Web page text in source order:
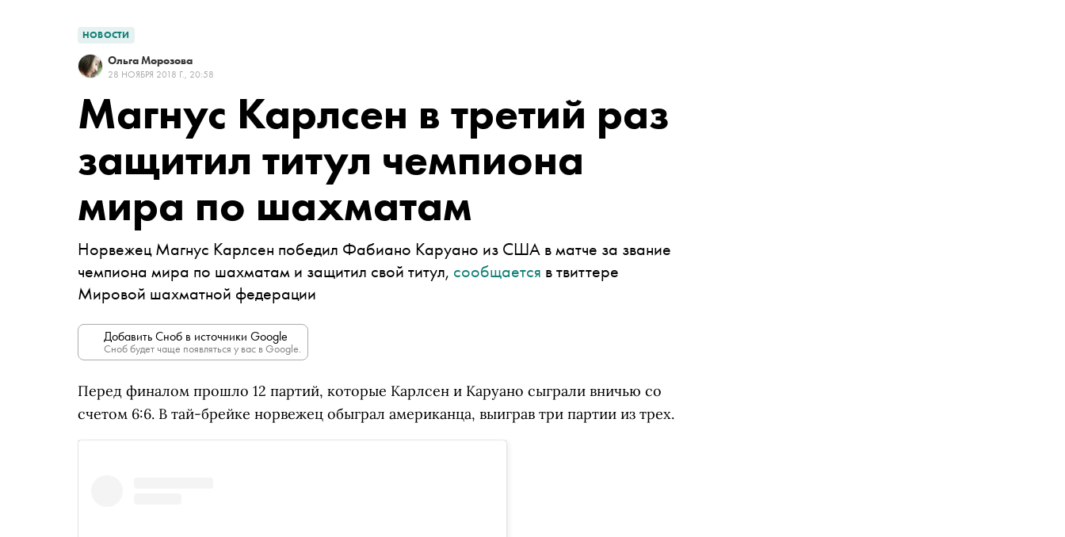
НОВОСТИ
Ольга Морозова
28 НОЯБРЯ 2018 Г., 20:58
Магнус Карлсен в третий раз
защитил титул чемпиона
мира по шахматам
Норвежец Магнус Карлсен победил Фабиано Каруано из США в матче за звание
чемпиона мира по шахматам и защитил свой титул, сообщается в твиттере
Мировой шахматной федерации
Добавить Сноб в источники Google
Сноб будет чаще появляться у вас в Google.
Перед финалом прошло 12 партий, которые Карлсен и Каруано сыграли вничью со
счетом 6:6. В тай-брейке норвежец обыграл американца, выиграв три партии из трех.